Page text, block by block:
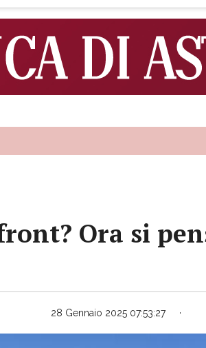
Ora si
28 Gennaio 2025 07:53:27